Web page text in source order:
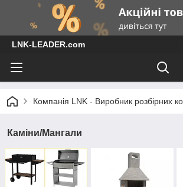
LNK-LEADER.com
Компанія LNK - Виробник розбірних
Каміни/Мангали